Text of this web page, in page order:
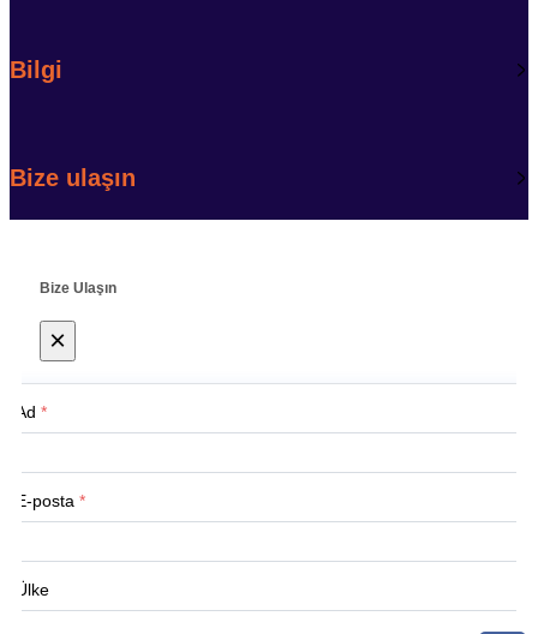
Bilgi
Bize ulaşın
Bize Ulaşın
×
Ad *
E-posta *
Ülke